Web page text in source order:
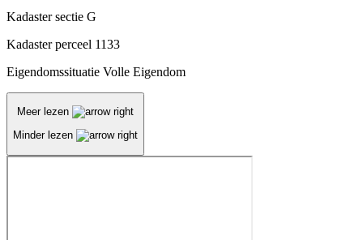
Kadaster sectie G
Kadaster perceel 1133
Eigendomssituatie Volle Eigendom
Meer lezen
Minder lezen